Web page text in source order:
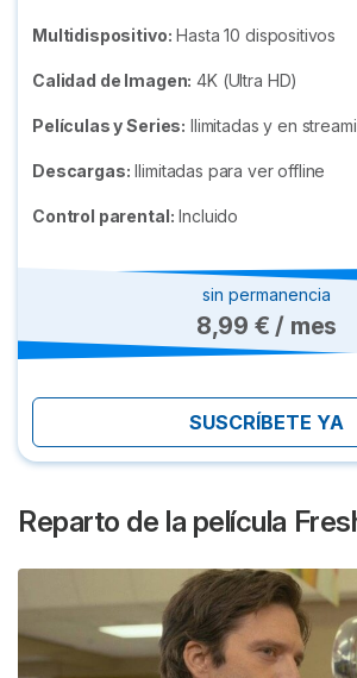
Multidispositivo: Hasta 10 dispositivos
Calidad de Imagen: 4K (Ultra HD)
Películas y Series: Ilimitadas y en
Descargas: Ilimitadas para ver offline
Control parental: Incluido
sin permanencia
8,99 € / mes
SUSCRÍBETE YA
Reparto de la película